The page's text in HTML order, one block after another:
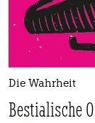
Die Wahrheit
Bestialische